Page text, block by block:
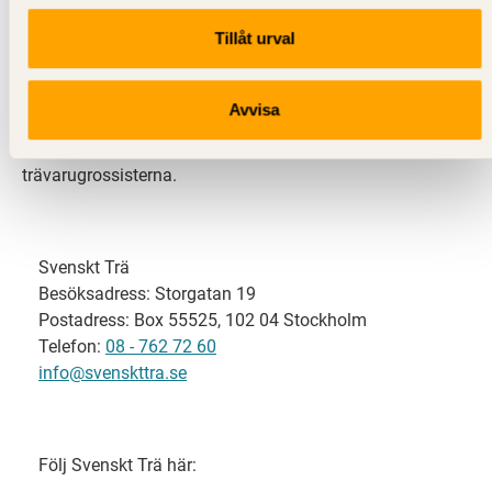
Tillåt urval
Avvisa
Svenskt Trä representerar svensk sågverksindustri
och är en del av branschorganisationen
svensk limträ-, KL-trä- och förpackningsindustri samt
trävarugrossisterna.
Svenskt Trä
Besöksadress: Storgatan 19
Postadress: Box 55525, 102 04 Stockholm
Telefon: 08 - 762 72 60
info@svenskttra.se
Följ Svenskt Trä här: